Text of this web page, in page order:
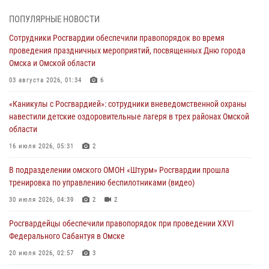
тренировка по управлению беспилотниками (видео)
30 июля 2026, 04:39 2
Росгвардия обеспечила безопасность уникального передвижного
29 июля 2026, 01:49
Росгвардейцы приняли участие в крестном ходе в День крещения
Руси в Омске
При содействии спецназа Росгвардии пресечены нарушения
миграционного законодательства в Омске (видео)
ПОПУЛЯРНЫЕ НОВОСТИ
Сотрудники Росгвардии обеспечили правопорядок во время
проведения праздничных мероприятий, посвященных Дню города
Омска и Омской области
03 августа 2026, 01:34 6
«Каникулы с Росгвардией»: сотрудники вневедомственной охраны
навестили детские оздоровительные лагеря в трех районах Омской
области
16 июля 2026, 05:31 2
В подразделении омского ОМОН «Штурм» Росгвардии прошла
тренировка по управлению беспилотниками (видео)
30 июля 2026, 04:39 2 2
Росгвардейцы обеcпечили правопорядок при проведении XXVI
Федерального Сабантуя в Омске
20 июля 2026, 02:57 3